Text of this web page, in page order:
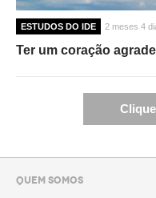
ESTUDOS DO IDE 2 meses 4
Ter um coração
QUEM SOMOS